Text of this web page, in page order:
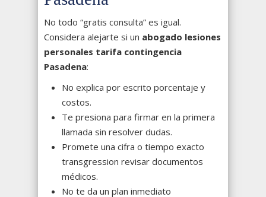
No todo “gratis consulta” es igual.
Considera alejarte si un abogado lesiones
personales tarifa contingencia
Pasadena:
No explica por escrito porcentaje y
costos.
Te presiona para firmar en la primera
llamada sin resolver dudas.
Promete una cifra o tiempo exacto
transgression revisar documentos
médicos.
No te da un plan inmediato